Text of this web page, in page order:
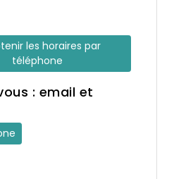
les horaires par
téléphone
: email et